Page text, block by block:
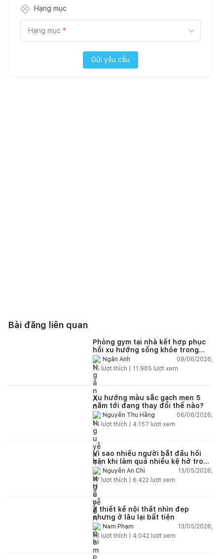
Hạng mục
Hạng mục *
Gửi yêu cầu
Bài đăng liên quan
Phòng gym tại nhà kết hợp phục
hồi xu hướng sống khỏe trong
nhà hiện đại
Ngân Anh
09/06/2026,
15 lượt thích | 11.985 lượt xem
Xu hướng màu sắc gạch men 5
năm tới đang thay đổi thế nào?
Nguyễn Thu Hằng
06/06/2026,
14 lượt thích | 4.157 lượt xem
Vì sao nhiều người bắt đầu hối
hận khi làm quá nhiều kệ hở trong
bếp?Nguyễn An Chi
13/05/2026,
17 lượt thích | 6.422 lượt xem
7 thiết kế nội thất nhìn đẹp
nhưng ở lâu lại bất tiện
Nam Phạm
13/05/2026,
16 lượt thích | 4.042 lượt xem